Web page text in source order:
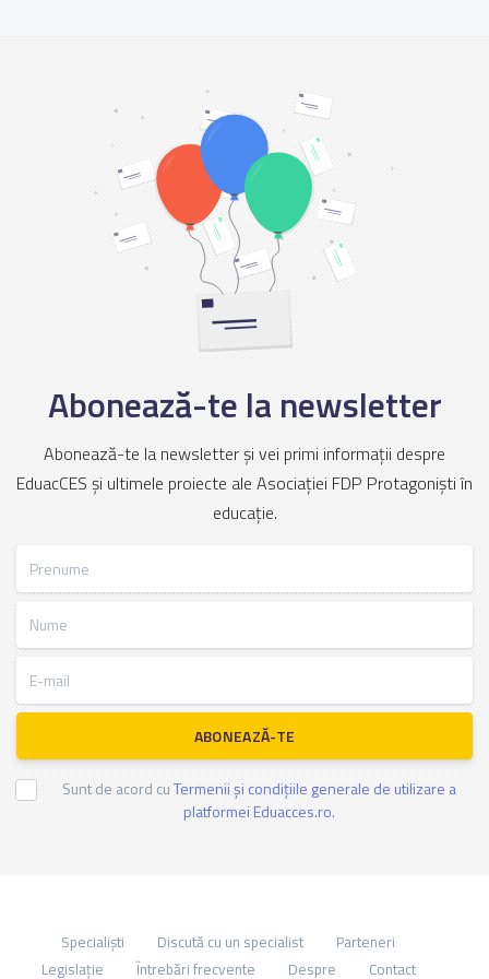
Abonează-te la newsletter
Abonează-te la newsletter și vei primi informații despre
EduacCES și ultimele proiecte ale Asociației FDP Protagoniști în
educație.
ABONEAZĂ-TE
Sunt de acord cuTermenii și condițiile generale de utilizare a
platformei Eduacces.ro.
Specialiști Discută cu un specialist
Parteneri
Legislație
Întrebări frecvente Despre Contact